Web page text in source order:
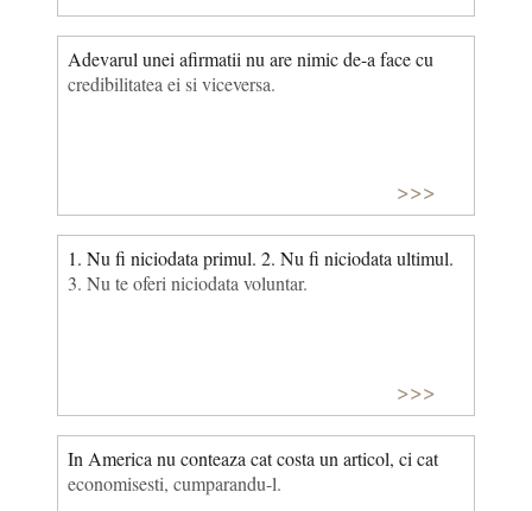
Adevarul unei afirmatii nu are nimic de-a face cu
credibilitatea ei si viceversa.
>>>
1. Nu fi niciodata primul. 2. Nu fi niciodata ultimul.
3. Nu te oferi niciodata voluntar.
>>>
In America nu conteaza cat costa un articol, ci cat
eco­nomisesti, cumparandu-l.